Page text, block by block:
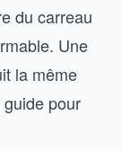
du carreau
Une
la même
pour